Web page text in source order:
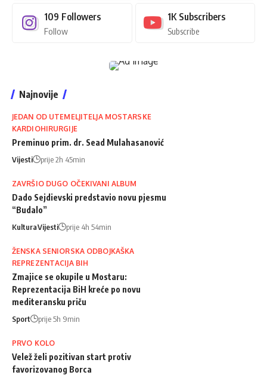
109 Followers
Follow
1K Subscribers
Subscribe
Najnovije
JEDAN OD UTEMELJITELJA MOSTARSKE
KARDIOHIRURGIJE
Preminuo prim. dr. Sead Mulahasanović
Vijesti prije 2h 45min
ZAVRŠIO DUGO OČEKIVANI ALBUM
Dado Sejdievski predstavio novu pjesmu
“Budalo”
KulturaVijesti prije 4h 54min
ŽENSKA SENIORSKA ODBOJKAŠKA
REPREZENTACIJA BIH
Zmajice se okupile u Mostaru:
Reprezentacija BiH kreće po novu
mediteransku priču
Sport prije 5h 9min
PRVO KOLO
Velež želi pozitivan start protiv
favorizovanog Borca